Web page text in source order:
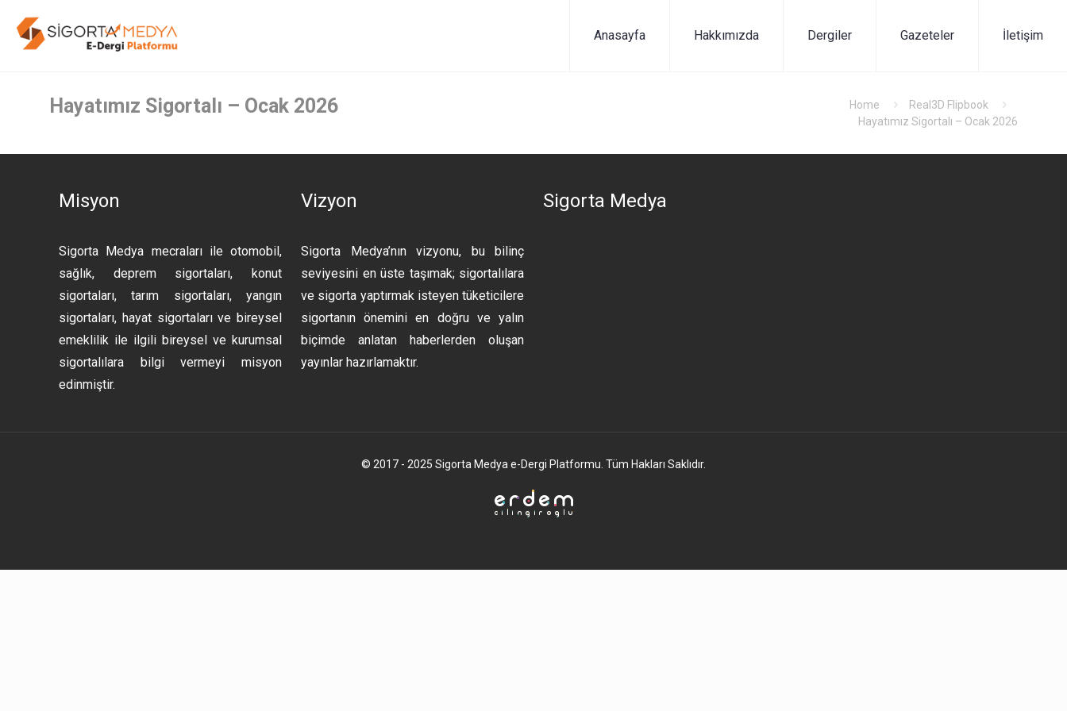
Anasayfa Hakkımızda Dergiler Gazeteler İletişim
Hayatımız Sigortalı – Ocak 2026 Home
Real3D Flipbook
Hayatımız Sigortalı – Ocak 2026
Misyon
Sigorta Medya mecraları ile otomobil,
sağlık, deprem sigortaları, konut
sigortaları, tarım sigortaları, yangın
sigortaları, hayat sigortaları ve bireysel
emeklilik ile ilgili bireysel ve kurumsal
sigortalılara bilgi vermeyi misyon
edinmiştir.
Vizyon
Sigorta Medya’nın vizyonu, bu bilinç
seviyesini en üste taşımak; sigortalılara
ve sigorta yaptırmak isteyen tüketicilere
sigortanın önemini en doğru ve yalın
biçimde anlatan haberlerden oluşan
yayınlar hazırlamaktır.
Sigorta Medya
© 2017 - 2025 Sigorta Medya e-Dergi Platformu. Tüm Hakları Saklıdır.